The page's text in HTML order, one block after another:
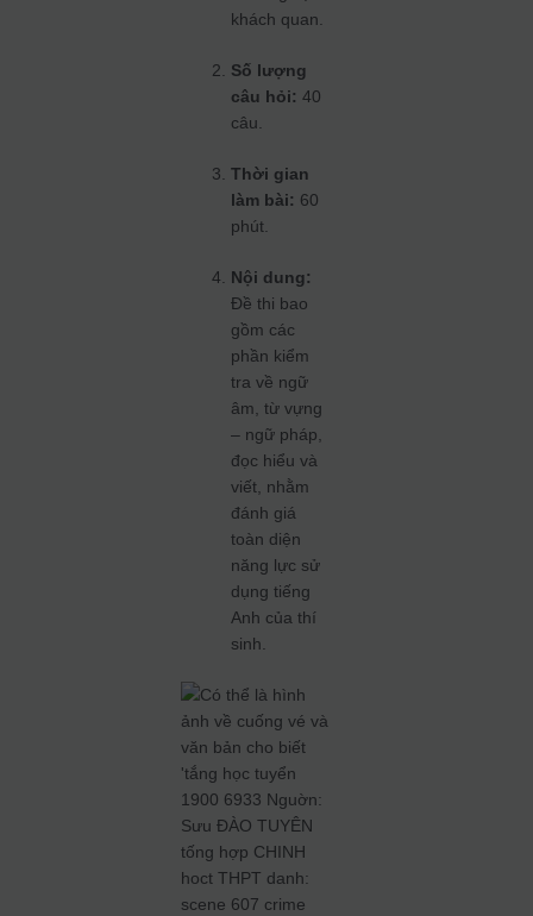
khách quan.
Số lượng
câu hỏi: 40
câu.
Thời gian
làm bài: 60
phút.
Nội dung:
Đề thi bao
gồm các
phần kiểm
tra về ngữ
âm, từ vựng
– ngữ pháp,
đọc hiểu và
viết, nhằm
đánh giá
toàn diện
năng lực sử
dụng tiếng
Anh của thí
sinh.